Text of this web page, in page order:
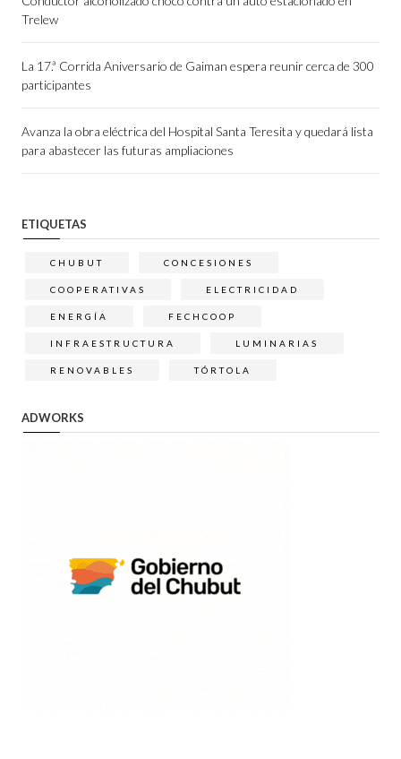
Trelew
La 17.ª Corrida Aniversario de Gaiman espera reunir cerca de 300
participantes
Avanza la obra eléctrica del Hospital Santa Teresita y quedará lista
para abastecer las futuras ampliaciones
ETIQUETAS
CHUBUT CONCESIONES
COOPERATIVAS ELECTRICIDAD
ENERGÍA FECHCOOP
INFRAESTRUCTURA LUMINARIAS
RENOVABLES TÓRTOLA
ADWORKS